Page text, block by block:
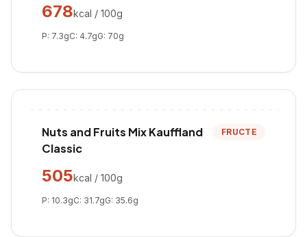
678kcal / 100g
P: 7.3gC: 4.7gG: 70g
Nuts and Fruits Mix Kauffland
Classic
FRUCTE
505kcal / 100g
P: 10.3gC: 31.7gG: 35.6g